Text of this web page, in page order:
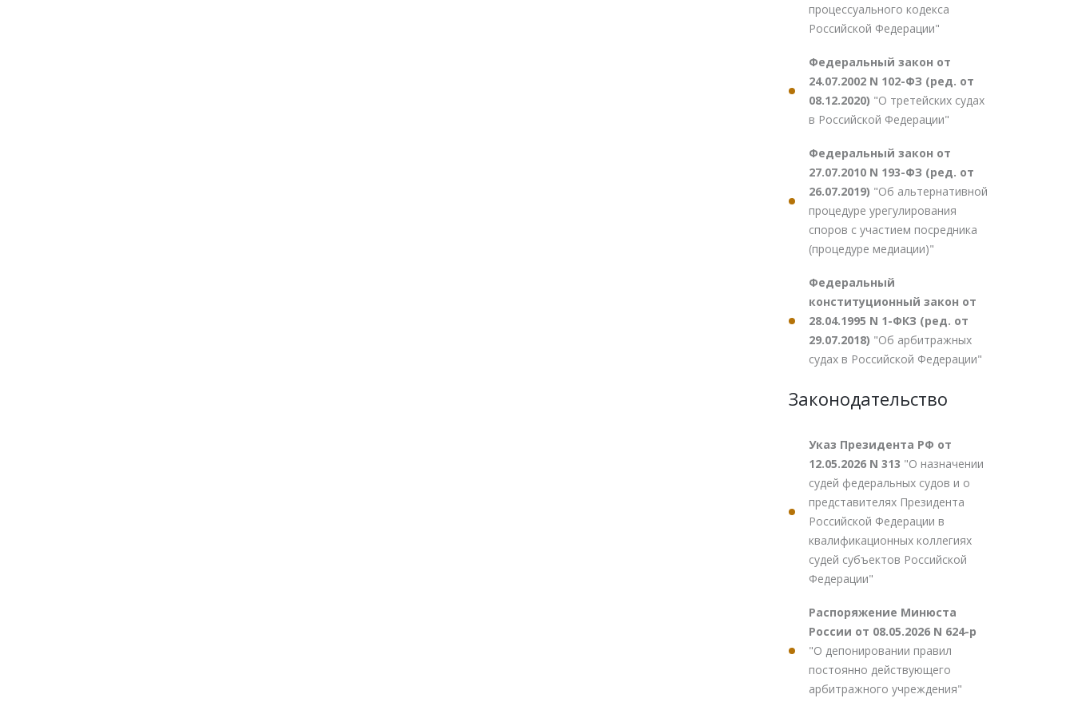
процессуального кодекса
Российской Федерации"
Федеральный закон от
24.07.2002 N 102-ФЗ (ред. от
08.12.2020) "О третейских судах
в Российской Федерации"
Федеральный закон от
27.07.2010 N 193-ФЗ (ред. от
26.07.2019) "Об альтернативной
процедуре урегулирования
споров с участием посредника
(процедуре медиации)"
Федеральный
конституционный закон от
28.04.1995 N 1-ФКЗ (ред. от
29.07.2018) "Об арбитражных
судах в Российской Федерации"
Законодательство
Указ Президента РФ от
12.05.2026 N 313 "О назначении
судей федеральных судов и о
представителях Президента
Российской Федерации в
квалификационных коллегиях
судей субъектов Российской
Федерации"
Распоряжение Минюста
России от 08.05.2026 N 624-р
"О депонировании правил
постоянно действующего
арбитражного учреждения"